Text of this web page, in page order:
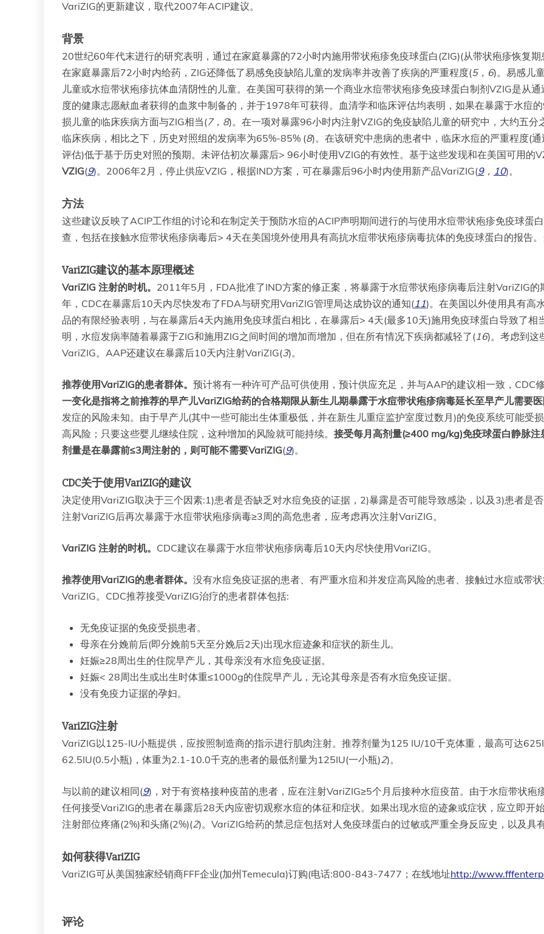
VariZIG的更新建议，取代2007年ACIP建议。
背景
20世纪60年代末进行的研究表明，通过在家庭暴露的72小时内施用带状疱疹免疫球蛋白(ZIG)(从带状疱疹恢复
在家庭暴露后72小时内给药，ZIG还降低了易感免疫缺陷儿童的发病率并改善了疾病的严重程度(5，6)。易感儿
儿童或水痘带状疱疹抗体血清阴性的儿童。在美国可获得的第一个商业水痘带状疱疹免疫球蛋白制剂VZIG是从
度的健康志愿献血者获得的血浆中制备的，并于1978年可获得。血清学和临床评估均表明，如果在暴露于水痘
损儿童的临床疾病方面与ZIG相当(7，8)。在一项对暴露96小时内注射VZIG的免疫缺陷儿童的研究中，大约五
临床疾病，相比之下，历史对照组的发病率为65%-85% (8)。在该研究中患病的患者中，临床水痘的严重程度(
评估)低于基于历史对照的预期。未评估初次暴露后> 96小时使用VZIG的有效性。基于这些发现和在美国可用的
VZIG(9)。2006年2月，停止供应VZIG，根据IND方案，可在暴露后96小时内使用新产品VariZIG(9， 10)。
方法
这些建议反映了ACIP工作组的讨论和在制定关于预防水痘的ACIP声明期间进行的与使用水痘带状疱疹免疫球蛋
查，包括在接触水痘带状疱疹病毒后> 4天在美国境外使用具有高抗水痘带状疱疹病毒抗体的免疫球蛋白的报告
VariZIG建议的基本原理概述
VariZIG 注射的时机。 2011年5月，FDA批准了IND方案的修正案，将暴露于水痘带状疱疹病毒后注射VariZIG
年，CDC在暴露后10天内尽快发布了FDA与研究用VariZIG管理局达成协议的通知(11)。在美国以外使用具有高
品的有限经验表明，与在暴露后4天内施用免疫球蛋白相比，在暴露后> 4天(最多10天)施用免疫球蛋白导致了相
明，水痘发病率随着暴露于ZIG和施用ZIG之间时间的增加而增加，但在所有情况下疾病都减轻了( 16)。考虑到这
VariZIG。AAP还建议在暴露后10天内注射VariZIG(3)。
推荐使用VariZIG的患者群体。 预计将有一种许可产品可供使用，预计供应充足，并与AAP的建议相一致，CDC
一变化是指将之前推荐的早产儿VariZIG给药的合格期限从新生儿期暴露于水痘带状疱疹病毒延长至早产儿需要
发症的风险未知。由于早产儿(其中一些可能出生体重极低，并在新生儿重症监护室度过数月)的免疫系统可能受
高风险；只要这些婴儿继续住院，这种增加的风险就可能持续。 接受每月高剂量(≥400 mg/kg)免疫球蛋白静脉
剂量是在暴露前≤3周注射的，则可能不需要VariZIG(9)。
CDC关于使用VariZIG的建议
决定使用VariZIG取决于三个因素:1)患者是否缺乏对水痘免疫的证据，2)暴露是否可能导致感染，以及3)患者是
注射VariZIG后再次暴露于水痘带状疱疹病毒≥3周的高危患者，应考虑再次注射VariZIG。
VariZIG 注射的时机。 CDC建议在暴露于水痘带状疱疹病毒后10天内尽快使用VariZIG。
推荐使用VariZIG的患者群体。 没有水痘免疫证据的患者、有严重水痘和并发症高风险的患者、接触过水痘或带
VariZIG。CDC推荐接受VariZIG治疗的患者群体包括:
无免疫证据的免疫受损患者。
母亲在分娩前后(即分娩前5天至分娩后2天)出现水痘迹象和症状的新生儿。
妊娠≥28周出生的住院早产儿，其母亲没有水痘免疫证据。
妊娠< 28周出生或出生时体重≤1000g的住院早产儿，无论其母亲是否有水痘免疫证据。
没有免疫力证据的孕妇。
VariZIG注射
VariZIG以125-IU小瓶提供，应按照制造商的指示进行肌肉注射。推荐剂量为125 IU/10千克体重，最高可达
62.5IU(0.5小瓶)，体重为2.1-10.0千克的患者的最低剂量为125IU(一小瓶)2)。
与以前的建议相同(9)，对于有资格接种疫苗的患者，应在注射VariZIG≥5个月后接种水痘疫苗。由于水痘带状
任何接受VariZIG的患者在暴露后28天内应密切观察水痘的体征和症状。如果出现水痘的迹象或症状，应立即开
注射部位疼痛(2%)和头痛(2%)(2)。VariZIG给药的禁忌症包括对人免疫球蛋白的过敏或严重全身反应史，以及
如何获得VariZIG
VariZIG可从美国独家经销商FFF企业(加州Temecula)订购(电话:800-843-7477；在线地址http://
评论